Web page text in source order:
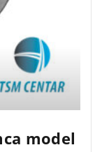
model